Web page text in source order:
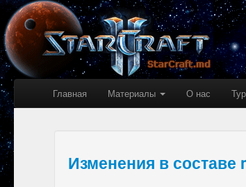
Главная Материалы О нас
Изменения в составе